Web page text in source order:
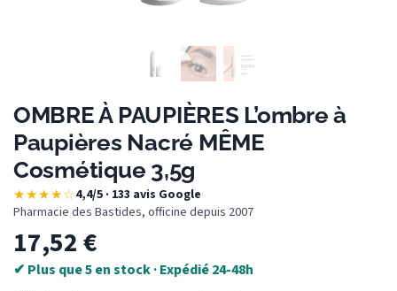
OMBRE À PAUPIÈRES L’ombre à
Paupières Nacré MÊME
Cosmétique 3,5g
★★★★☆4,4/5 · 133 avis Google·
Pharmacie des Bastides, officine depuis 2007
17,52€
✔ Plus que 5 en stock · Expédié 24-48h